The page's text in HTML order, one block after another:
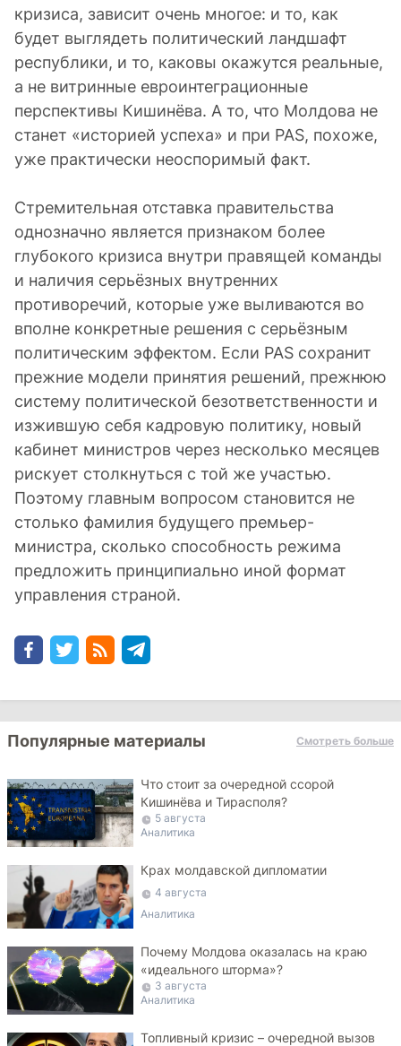
кризиса, зависит очень многое: и то, как
будет выглядеть политический ландшафт
республики, и то, каковы окажутся реальные,
а не витринные евроинтеграционные
перспективы Кишинёва. А то, что Молдова не
станет «историей успеха» и при PAS, похоже,
уже практически неоспоримый факт.
Стремительная отставка правительства
однозначно является признаком более
глубокого кризиса внутри правящей команды
и наличия серьёзных внутренних
противоречий, которые уже выливаются во
вполне конкретные решения с серьёзным
политическим эффектом. Если PAS сохранит
прежние модели принятия решений, прежнюю
систему политической безответственности и
изжившую себя кадровую политику, новый
кабинет министров через несколько месяцев
рискует столкнуться с той же участью.
Поэтому главным вопросом становится не
столько фамилия будущего премьер-
министра, сколько способность режима
предложить принципиально иной формат
управления страной.
Популярные материалы Смотреть больше
Что стоит за очередной ссорой
Кишинёва и Тирасполя?
5 августа
Аналитика
Крах молдавской дипломатии
4 августа
Аналитика
Почему Молдова оказалась на краю
«идеального шторма»?
3 августа
Аналитика
Топливный кризис – очередной вызов